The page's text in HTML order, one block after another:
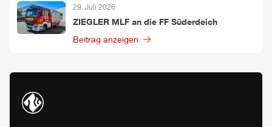
29. Juli 2026
ZIEGLER MLF an die FF Süderdeich
Beitrag anzeigen